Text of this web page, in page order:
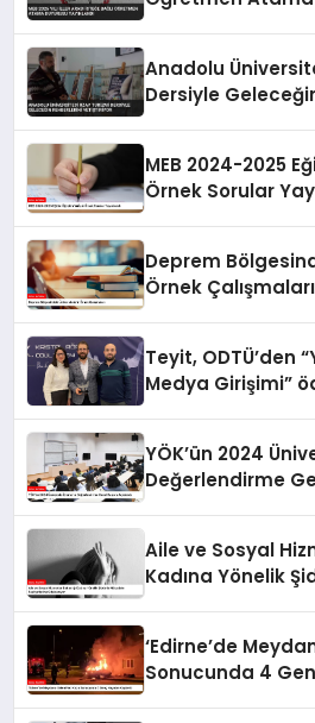
Anadolu
Dersiyle
MEB 2024-2025
Örnek Sorular
Deprem
Örnek Çalışmaları
Teyit, ODTÜ’den “Yılın Yeni Nesil
Medya Girişimi”
YÖK’ün 2024
Değerlendirme
Aile ve Sosyal
Kadına Yönelik
‘Edirne’de
Sonucunda 4